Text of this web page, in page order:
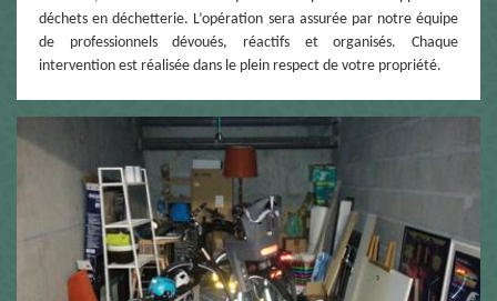
déchets en déchetterie. L’opération sera assurée par notre équipe
de professionnels dévoués, réactifs et organisés. Chaque
intervention est réalisée dans le plein respect de votre propriété.